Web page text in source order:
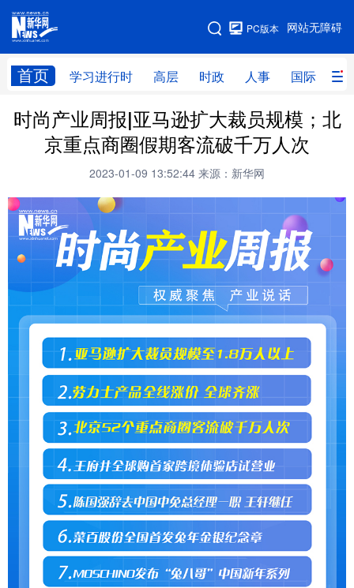
网站无障碍
PC版本
首页 学习进行时 高层 时政 人事 国际 财
网站地图
学习进行时 高层 时政 人事
国际 财经 网评 港澳
科技 体育
文化 书画 健康 军事
访谈 视频 图片 政务
法律 中央文件 金融 汽车
食品 人居 信息化 数字经济
学术中国 乡村振兴 银龄 溯源中国
城市 会展
彩票 娱乐 时尚 悦读
公益 一带一路 亚太网 上市公司
文化产业
地方频道
时尚产业周报|亚马逊扩大裁员规模；北
京重点商圈假期客流破千万人次
2023-01-09 13:52:44 来源：新华网